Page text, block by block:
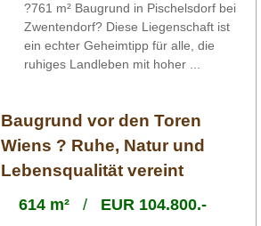
?761 m² Baugrund in Pischelsdorf bei
Zwentendorf? Diese Liegenschaft ist
ein echter Geheimtipp für alle, die
ruhiges Landleben mit hoher ...
Baugrund vor den Toren
Wiens ? Ruhe, Natur und
Lebensqualität vereint
614 m²/ EUR 104.800.-